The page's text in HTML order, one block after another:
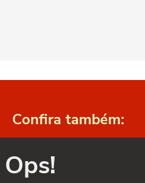
Confira também:
Ops!